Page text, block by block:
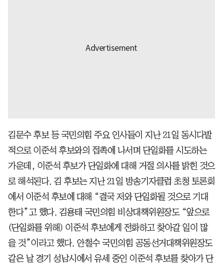
김문수 후보 등 국민의힘 주요 인사들이 지난 21일 동시다발
적으로 이준석 후보와의 접촉에 나서며 단일화를 시도하는
가운데, 이준석 후보가 단일화에 대해 거절 의사를 밝힌 것으
로 해석된다. 김 후보는 지난 21일 방송기자클럽 초청 토론회
에서 이준석 후보에 대해 “결국 저와 단일화될 것으로 기대
한다”고 했다. 김용태 국민의힘 비상대책위원장도 “앞으로
(단일화를 위해) 이준석 후보에게 전화하고 찾아갈 일이 많
을 것”이라고 했다. 안철수 국민의힘 공동선거대책위원장도
같은 날 경기 성남시에서 유세 중인 이준석 후보를 찾아가 단